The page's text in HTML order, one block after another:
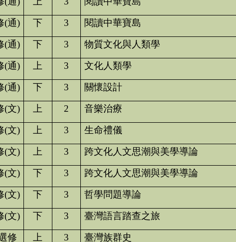
(通) 下 3 閱讀中華寶島
(通) 下 3 物質文化與人類學
(通) 上 3 文化人類學
(通) 下 3 關懷設計
(文) 上 2 音樂治療
(文) 上 3 生命禮儀
(文) 上 3 跨文化人文思潮與美學導論
(文) 下 3 跨文化人文思潮與美學導論
(文) 下 3 哲學問題導論
(文) 下 3 臺灣語言踏查之旅
修 上 3 臺灣族群史